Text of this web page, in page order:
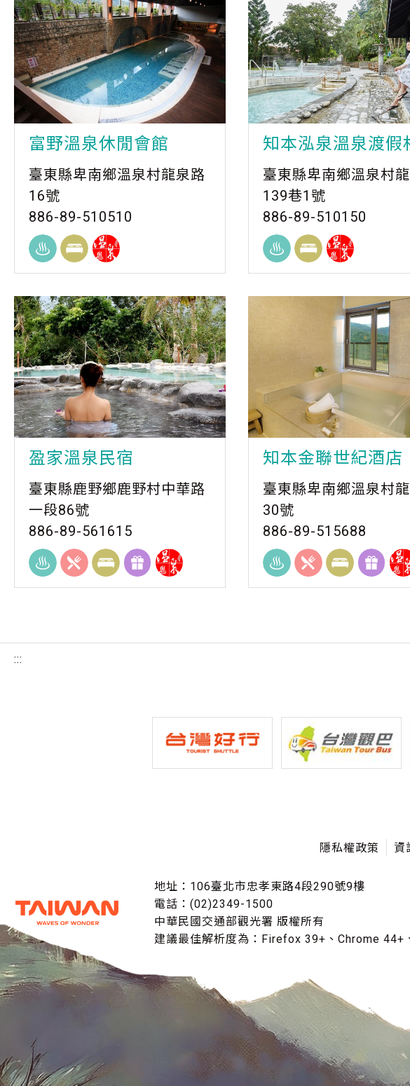
富野溫泉休閒會館
臺東縣卑南鄉溫泉村龍泉路
16號
886-89-510510
知本泓泉溫泉渡假
臺東縣卑南鄉溫泉村
139巷1號
886-89-510150
盈家溫泉民宿
臺東縣鹿野鄉鹿野村中華路
一段86號
886-89-561615
知本金聯世紀酒店
臺東縣卑南鄉溫泉村
30號
886-89-515688
:::
隱私權政策 資
地址：106臺北市忠孝東路4段290號9樓
電話：(02)2349-1500
中華民國交通部觀光署 版權所有
建議最佳解析度為：Firefox 39+、Chrome 44+